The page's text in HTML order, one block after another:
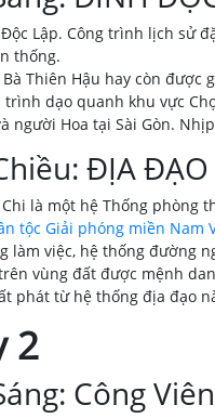
Lập. Công trình lịch sử
thống.
Thiên Hậu hay còn được
trình dạo quanh khu vực
người Hoa tại Sài Gòn.
ĐỊA ĐẠO
là một hệ Thống phòng
tộc Giải phóng miền Nam
làm việc, hệ thống đường
vùng đất được mệnh
phát từ hệ thống địa đạo
2
Công